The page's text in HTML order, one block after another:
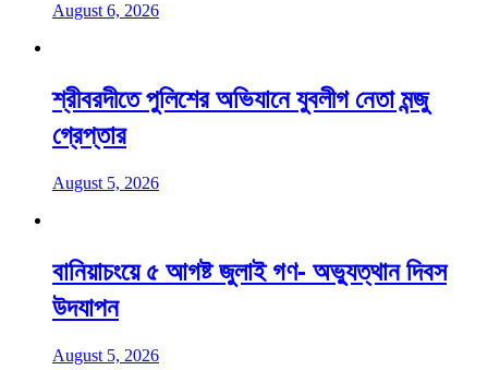
August 6, 2026
শ্রীবরদীতে পুলিশের অভিযানে যুবলীগ নেতা মন্জু
গ্রেপ্তার
August 5, 2026
বানিয়াচংয়ে ৫ আগষ্ট জুলাই গণ- অভ্যুত্থান দিবস
উদযাপন
August 5, 2026